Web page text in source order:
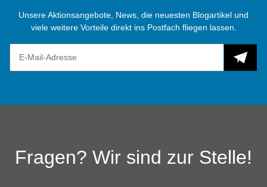
Unsere Aktionsangebote, News, die neuesten Blogartikel und
viele weitere Vorteile direkt ins Postfach fliegen lassen.
Fragen? Wir sind zur Stelle!